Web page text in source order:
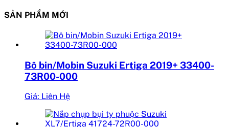
SẢN PHẨM MỚI
Bô bin/Mobin Suzuki Ertiga 2019+ 33400-
73R00-000
Giá: Liên Hệ